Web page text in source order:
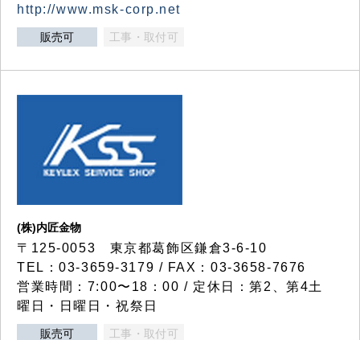
http://www.msk-corp.net
販売可 工事・取付可
(株)内匠金物
〒125-0053 東京都葛飾区鎌倉3-6-10
TEL：03-3659-3179 / FAX：03-3658-7676
営業時間：7:00〜18：00 / 定休日：第2、第4土
曜日・日曜日・祝祭日
販売可 工事・取付可